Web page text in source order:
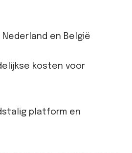
en België
kosten voor
platform en